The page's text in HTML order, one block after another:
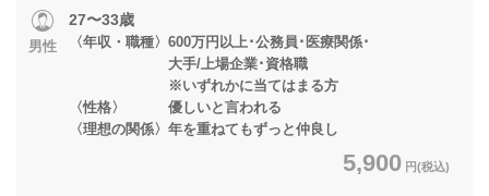
男性
27〜33歳
〈年収・職種〉600万円以上･公務員･医療関係･
大手/上場企業･資格職
※いずれかに当てはまる方
〈性格〉 優しいと言われる
〈理想の関係〉年を重ねてもずっと仲良し
5,900 円(税込)